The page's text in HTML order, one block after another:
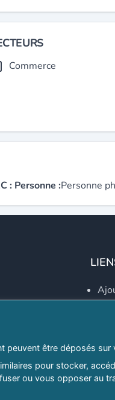
Commerce
: Personne :Personne
être déposés
pour stocker,
ou vous opposer au